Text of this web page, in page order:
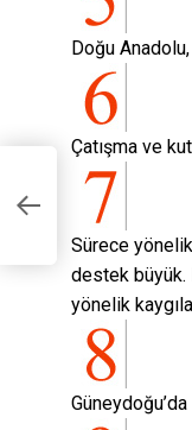
Doğu
Çatışma ve
Sürece
destek büyük.
yönelik